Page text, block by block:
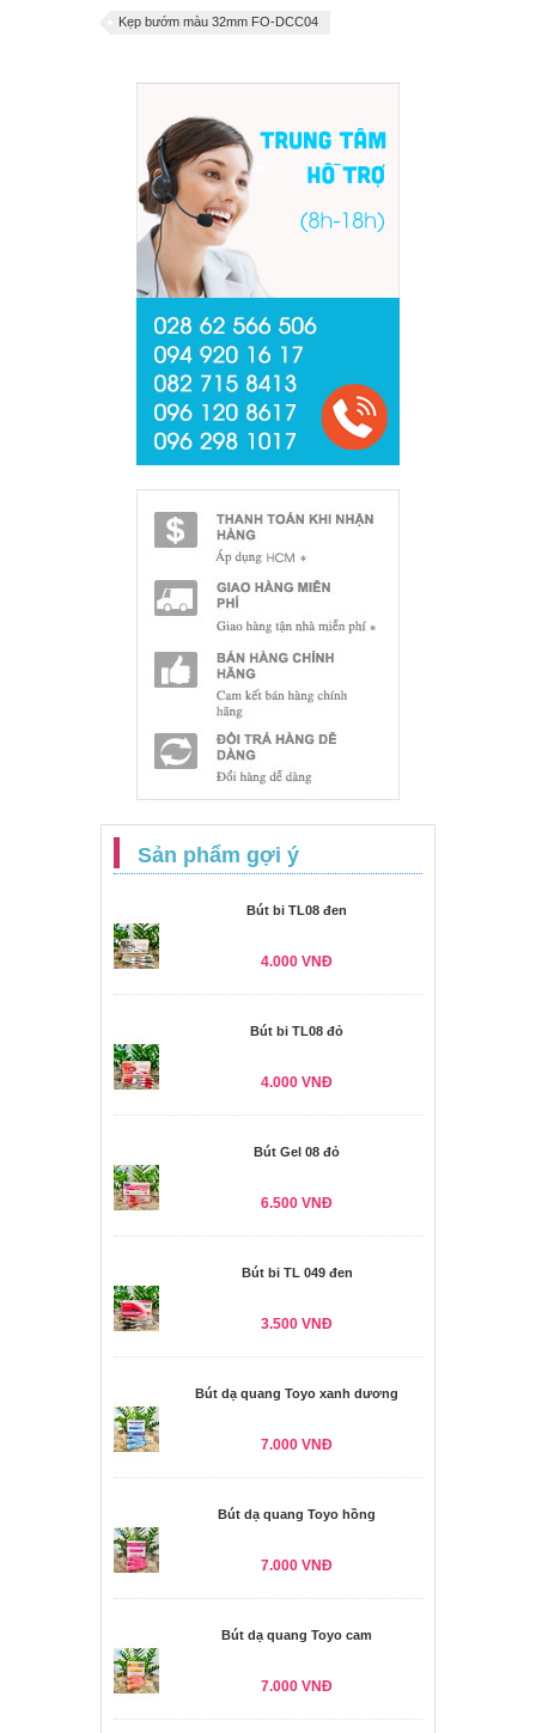
Kẹp bướm màu 32mm FO-DCC04
Sản phẩm gợi ý
Bút bi TL08 đen
4.000 VNĐ
Bút bi TL08 đỏ
4.000 VNĐ
Bút Gel 08 đỏ
6.500 VNĐ
Bút bi TL 049 đen
3.500 VNĐ
Bút dạ quang Toyo xanh dương
7.000 VNĐ
Bút dạ quang Toyo hồng
7.000 VNĐ
Bút dạ quang Toyo cam
7.000 VNĐ